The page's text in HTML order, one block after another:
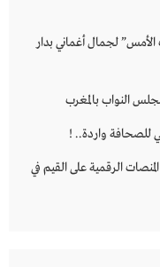
لجمال أغماني بدار
النواب بالمغرب
للصحافة واردة.. !
المنصات الرقمية على القيم في